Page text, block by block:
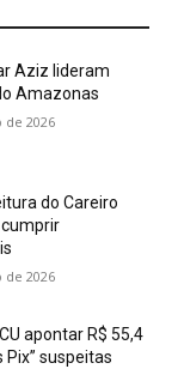
Aziz lideram
Amazonas
de 2026
do Careiro
de 2026
apontar R$ 55,4
Pix” suspeitas